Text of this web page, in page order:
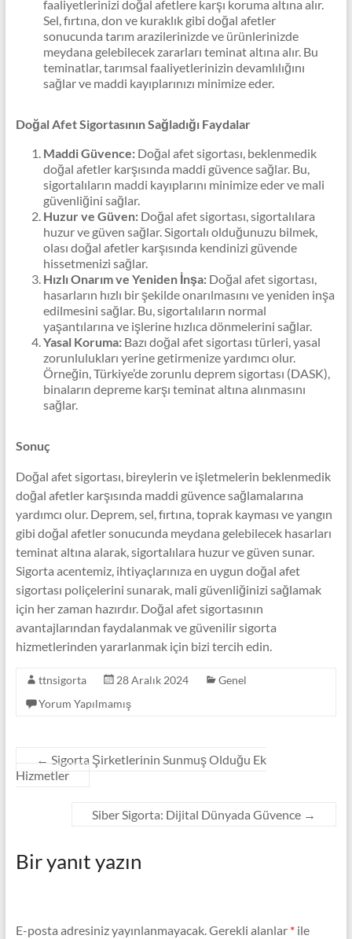
faaliyetlerinizi doğal afetlere karşı koruma altına alır.
Sel, fırtına, don ve kuraklık gibi doğal afetler
sonucunda tarım arazilerinizde ve ürünlerinizde
meydana gelebilecek zararları teminat altına alır. Bu
teminatlar, tarımsal faaliyetlerinizin devamlılığını
sağlar ve maddi kayıplarınızı minimize eder.
Doğal Afet Sigortasının Sağladığı Faydalar
Maddi Güvence:Doğal afet sigortası, beklenmedik
doğal afetler karşısında maddi güvence sağlar. Bu,
sigortalıların maddi kayıplarını minimize eder ve mali
güvenliğini sağlar.
Huzur ve Güven:Doğal afet sigortası, sigortalılara
huzur ve güven sağlar. Sigortalı olduğunuzu bilmek,
olası doğal afetler karşısında kendinizi güvende
hissetmenizi sağlar.
Hızlı Onarım ve Yeniden İnşa:Doğal afet sigortası,
hasarların hızlı bir şekilde onarılmasını ve yeniden inşa
edilmesini sağlar. Bu, sigortalıların normal
yaşantılarına ve işlerine hızlıca dönmelerini sağlar.
Yasal Koruma:Bazı doğal afet sigortası türleri, yasal
zorunlulukları yerine getirmenize yardımcı olur.
Örneğin, Türkiye’de zorunlu deprem sigortası (DASK),
binaların depreme karşı teminat altına alınmasını
sağlar.
Sonuç
Doğal afet sigortası, bireylerin ve işletmelerin beklenmedik
doğal afetler karşısında maddi güvence sağlamalarına
yardımcı olur. Deprem, sel, fırtına, toprak kayması ve yangın
gibi doğal afetler sonucunda meydana gelebilecek hasarları
teminat altına alarak, sigortalılara huzur ve güven sunar.
Sigorta acentemiz, ihtiyaçlarınıza en uygun doğal afet
sigortası poliçelerini sunarak, mali güvenliğinizi sağlamak
için her zaman hazırdır. Doğal afet sigortasının
avantajlarından faydalanmak ve güvenilir sigorta
hizmetlerinden yararlanmak için bizi tercih edin.
ttnsigorta 28 Aralık 2024
Genel
Yorum Yapılmamış
← Sigorta Şirketlerinin Sunmuş Olduğu Ek
Hizmetler
Siber Sigorta: Dijital Dünyada Güvence →
Bir yanıt yazın
E-posta adresiniz yayınlanmayacak.Gerekli alanlar *ile